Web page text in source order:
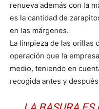
renueva además con la
es la cantidad de
en las márgenes.
La limpieza de las orillas
operación que la
medio, teniendo en
recogida antes y